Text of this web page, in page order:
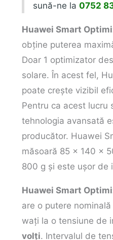
sună-ne la0752
Huawei Smart
obține puterea
Doar 1 optimizator
solare. În acest fel,
poate crește vizibil
Pentru ca acest lucru
tehnologia avansată
producător. Huawei
măsoară 85 x 140 x
800 g și este ușor de
Huawei Smart
are o putere
wați la o tensiune de
volți. Intervalul de